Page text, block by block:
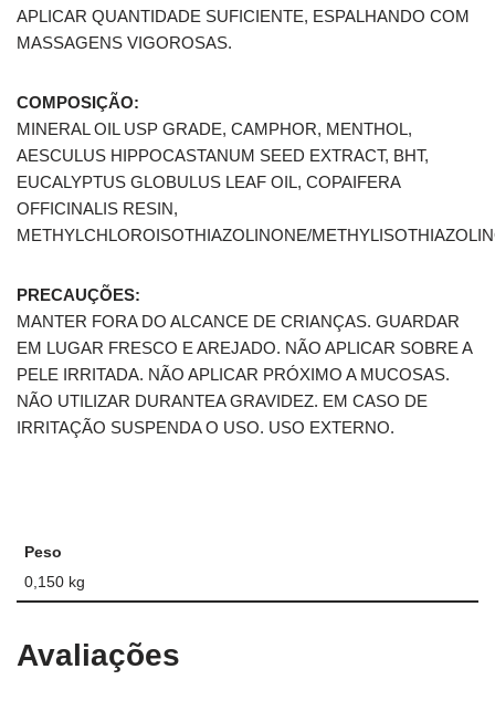
APLICAR QUANTIDADE SUFICIENTE, ESPALHANDO COM
MASSAGENS VIGOROSAS.
COMPOSIÇÃO:
MINERAL OIL USP GRADE, CAMPHOR, MENTHOL,
AESCULUS HIPPOCASTANUM SEED EXTRACT, BHT,
EUCALYPTUS GLOBULUS LEAF OIL, COPAIFERA
OFFICINALIS RESIN,
METHYLCHLOROISOTHIAZOLINONE/
PRECAUÇÕES:
MANTER FORA DO ALCANCE DE CRIANÇAS. GUARDAR
EM LUGAR FRESCO E AREJADO. NÃO APLICAR SOBRE A
PELE IRRITADA. NÃO APLICAR PRÓXIMO A MUCOSAS.
NÃO UTILIZAR DURANTEA GRAVIDEZ. EM CASO DE
IRRITAÇÃO SUSPENDA O USO. USO EXTERNO.
Peso
0,150 kg
Avaliações